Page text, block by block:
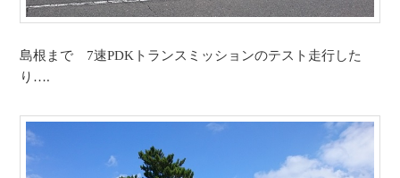
島根まで 7速PDKトランスミッションのテスト走行した
り….